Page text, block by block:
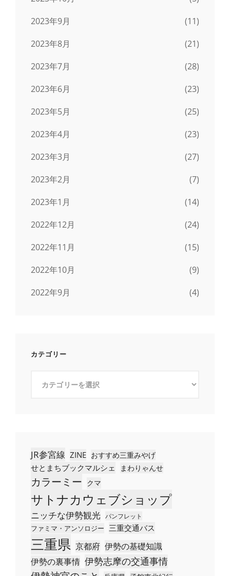
2023年9月
(11)
2023年8月
(21)
2023年7月
(28)
2023年6月
(23)
2023年5月
(25)
2023年4月
(23)
2023年3月
(27)
2023年2月
(7)
2023年1月
(14)
2022年12月
(24)
2022年11月
(15)
2022年10月
(9)
2022年9月
(4)
カテゴリー
JR参宮線 ZINE おすすめ三重みやげ
せとまちブックマルシェ まわりゃんせ
カラーミー クマ
サトナカウェブショップ
ニッチな伊勢観光 パンフレット
ファミマ・アンソロジー 三重交通バス
三重県 京都府 伊勢の基礎知識
伊勢の裏事情 伊勢志摩の交通事情